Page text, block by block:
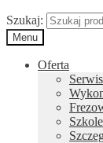
Szukaj:
Menu
Oferta